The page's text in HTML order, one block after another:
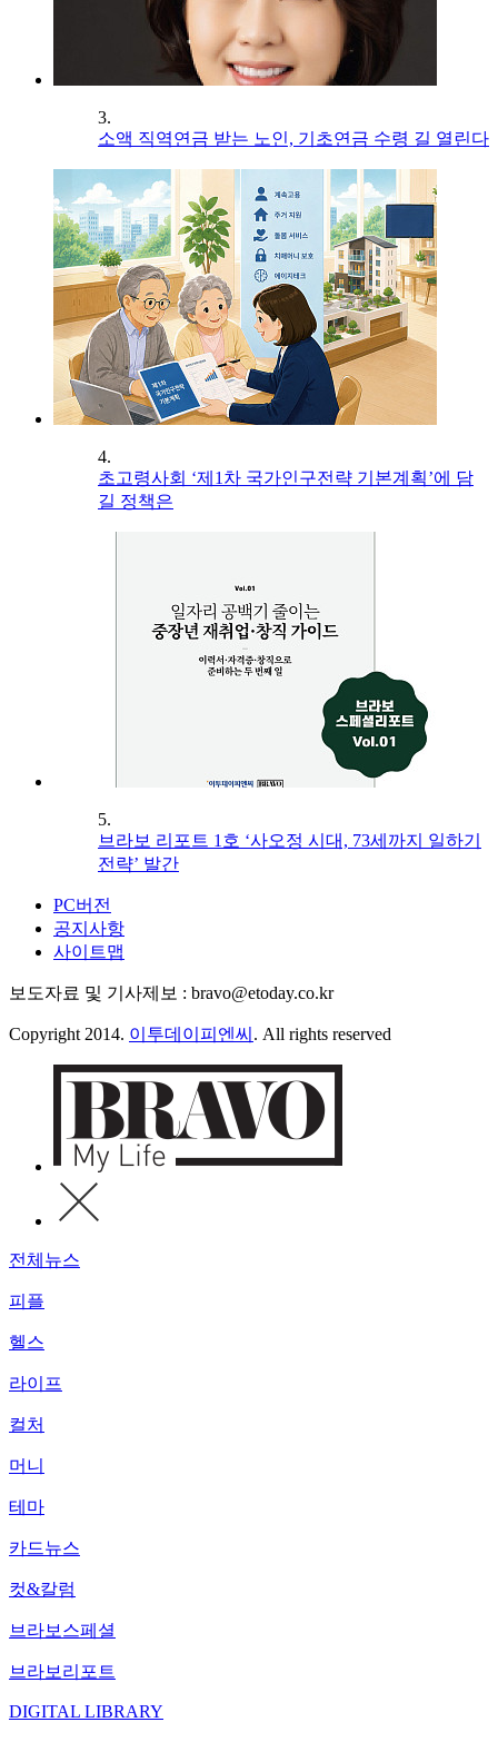
3.
소액 직역연금 받는 노인, 기초연금 수령 길 열린다
4.
초고령사회 ‘제1차 국가인구전략 기본계획’에 담
길 정책은
5.
브라보 리포트 1호 ‘사오정 시대, 73세까지 일하기
전략’ 발간
PC버전
공지사항
사이트맵
보도자료 및 기사제보 : bravo@etoday.co.kr
Copyright 2014. 이투데이피엔씨 . All rights reserved
전체뉴스
피플
헬스
라이프
컬처
머니
테마
카드뉴스
컷&칼럼
브라보스페셜
브라보리포트
DIGITAL LIBRARY